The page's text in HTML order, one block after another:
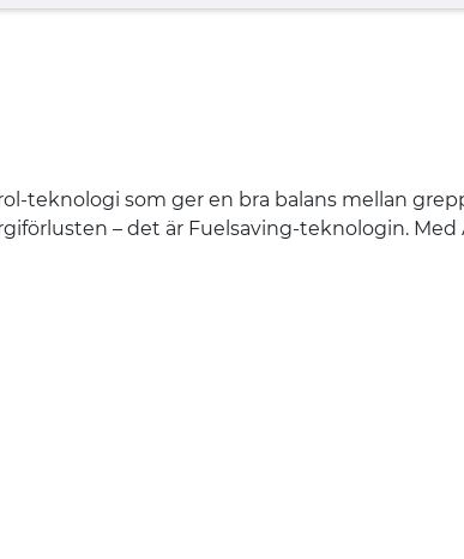
teknologi som ger en bra balans mellan
– det är Fuelsaving-teknologin. Med